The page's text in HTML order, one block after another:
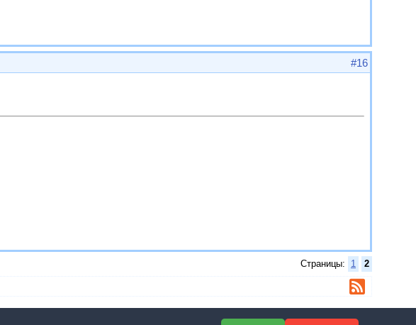
#16
Страницы: 1 2